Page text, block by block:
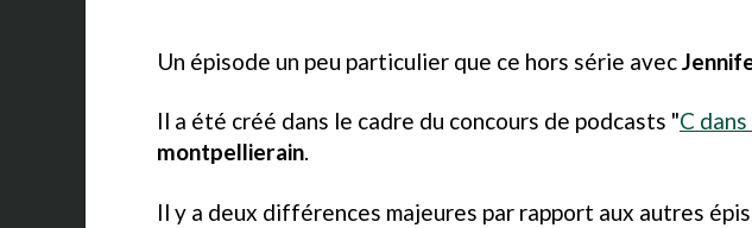
Un épisode un peu particulier que ce hors série avec
Il a été créé dans le cadre du concours de podcasts "C
montpellierain.
Il y a deux différences majeures par rapport aux autres